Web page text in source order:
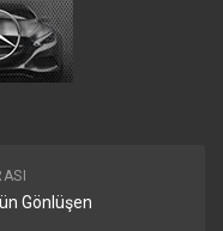
Gönlüşen